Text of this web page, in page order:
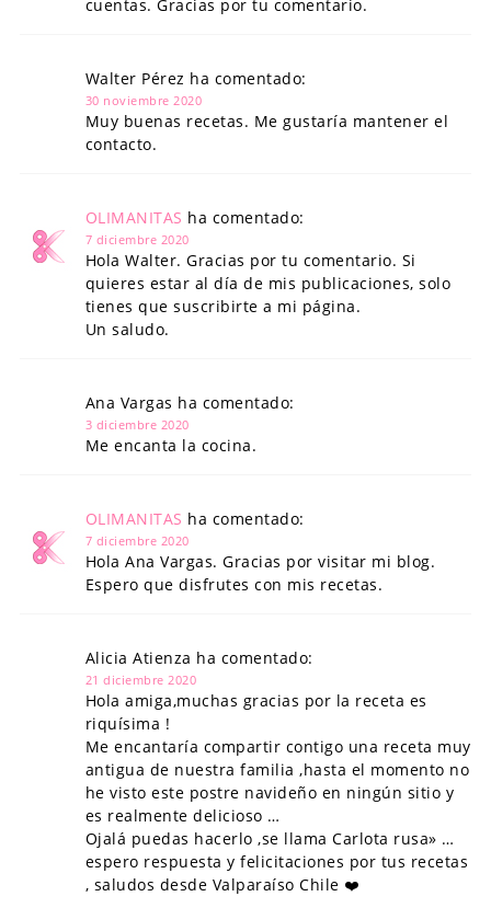
cuentas. Gracias por tu comentario.
Walter Pérez ha comentado:
30 noviembre 2020
Muy buenas recetas. Me gustaría mantener el
contacto.
OLIMANITAS ha comentado:
7 diciembre 2020
Hola Walter. Gracias por tu comentario. Si
quieres estar al día de mis publicaciones, solo
tienes que suscribirte a mi página.
Un saludo.
Ana Vargas ha comentado:
3 diciembre 2020
Me encanta la cocina.
OLIMANITAS ha comentado:
7 diciembre 2020
Hola Ana Vargas. Gracias por visitar mi blog.
Espero que disfrutes con mis recetas.
Alicia Atienza ha comentado:
21 diciembre 2020
Hola amiga,muchas gracias por la receta es
riquísima !
Me encantaría compartir contigo una receta muy
antigua de nuestra familia ,hasta el momento no
he visto este postre navideño en ningún sitio y
es realmente delicioso …
Ojalá puedas hacerlo ,se llama Carlota rusa» …
espero respuesta y felicitaciones por tus recetas
, saludos desde Valparaíso Chile ❤️